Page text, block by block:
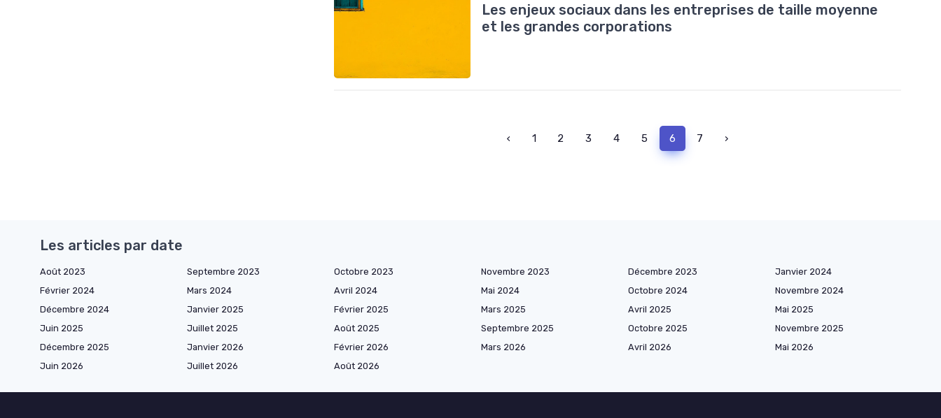
Les enjeux sociaux dans les entreprises de taille moyenne
et les grandes corporations
‹ 1 2 3 4 5 6 7 ›
Les articles par date
Août 2023 Septembre 2023 Octobre 2023 Novembre 2023 Décembre 2023
Janvier 2024
Février 2024
Mars 2024 Avril 2024 Mai 2024 Octobre 2024
Novembre 2024
Décembre 2024
Janvier 2025 Février 2025 Mars 2025 Avril 2025
Mai 2025
Juin 2025
Juillet 2025 Août 2025 Septembre 2025 Octobre 2025
Novembre 2025
Décembre 2025
Janvier 2026 Février 2026 Mars 2026 Avril 2026
Mai 2026
Juin 2026
Juillet 2026 Août 2026